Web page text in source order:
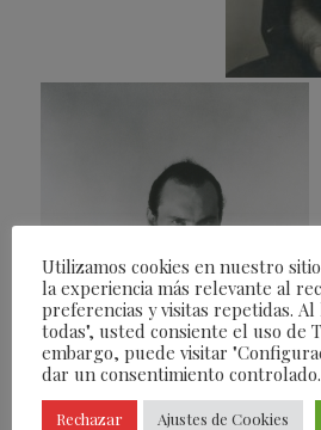
Utilizamos cookies en nuestro
la experiencia más relevante al
preferencias y visitas repetidas.
todas", usted consiente el uso de
embargo, puede visitar
dar un consentimiento controlado.
Rechazar Ajustes de Cookies